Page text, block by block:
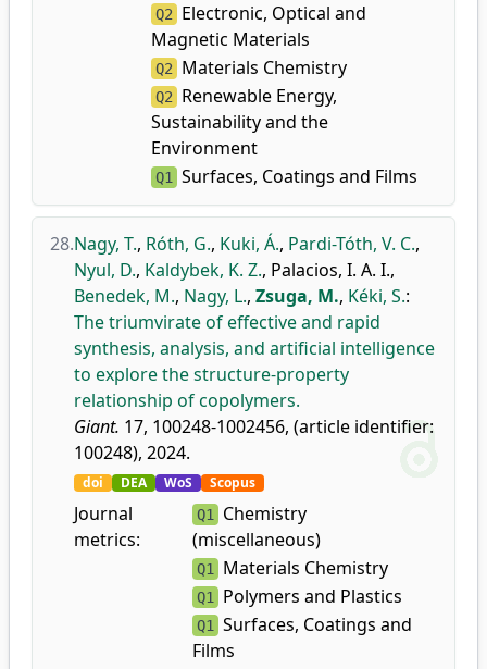
Q2
Electronic, Optical and
Magnetic Materials
Q2 Materials Chemistry
Q2
Renewable Energy,
Sustainability and the
Environment
Q1 Surfaces, Coatings and Films
28.Nagy, T., Róth, G., Kuki, Á., Pardi-Tóth, V. C.,
Nyul, D., Kaldybek, K. Z., Palacios, I. A. I.,
Benedek, M., Nagy, L., Zsuga, M., Kéki, S.:
The triumvirate of effective and rapid
synthesis, analysis, and artificial intelligence
to explore the structure-property
relationship of copolymers.
Giant. 17, 100248-1002456, (article identifier:
100248), 2024.
doi DEA WoS Scopus
Journal
metrics:
Q1
Chemistry
(miscellaneous)
Q1 Materials Chemistry
Q1 Polymers and Plastics
Q1
Surfaces, Coatings and
Films